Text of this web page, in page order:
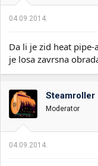
04.09.2014.
Da li je zid heat
je losa zavrsna
Steamroller
Moderator
04.09.2014.